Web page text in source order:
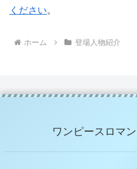
ください。
ホーム 登場人物紹介
ワンピースロマ